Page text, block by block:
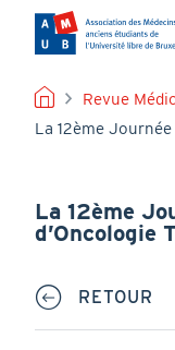
contenu
principal
FIL
D'ARIANE
Revue
La 12ème
La 12ème
d’Oncologie
RETOUR